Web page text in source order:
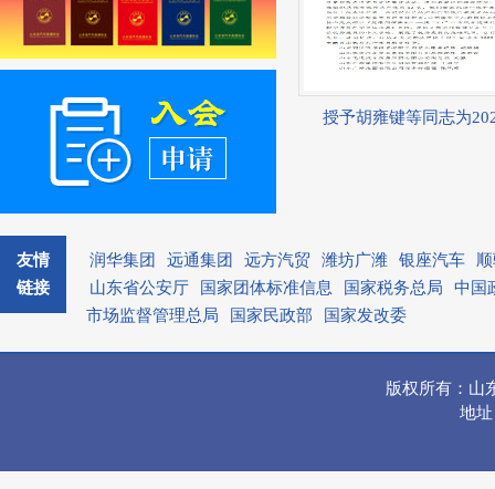
授予胡雍键等同志为
友情
链接
润华集团 远通集团 远方汽贸 潍坊广潍 银座汽车
山东省公安厅
国家团体标准信息 国家税务总局
中国
市场监督管理总局
国家民政部 国家发改委
版权所有：山
地址